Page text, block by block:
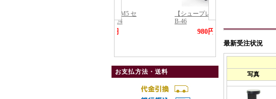
お支払方法・送料
最新受注状況